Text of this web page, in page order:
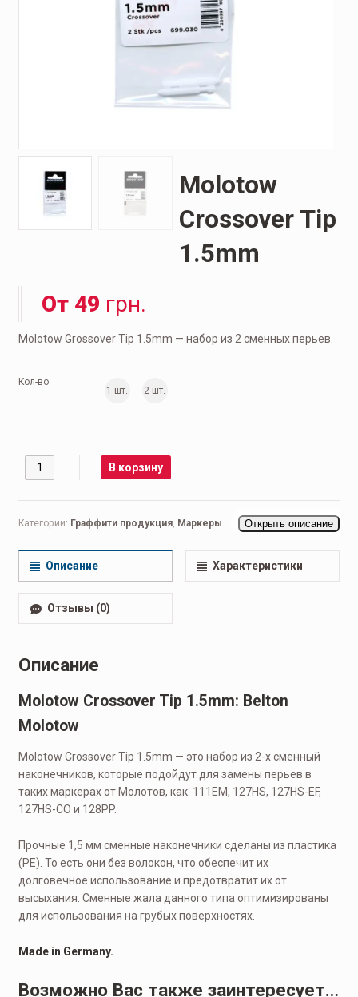
Molotow
Crossover Tip
1.5mm
От 49 грн.
Molotow Grossover Tip 1.5mm — набор из 2 сменных перьев.
Кол-во
1 шт. 2 шт.
Количество В корзину
Категории: Граффити продукция, Маркеры Открыть описание
Описание Характеристики
Отзывы (0)
Описание
Molotow Crossover Tip 1.5mm: Belton
Molotow
Molotow Crossover Tip 1.5mm — это набор из 2-х сменный
наконечников, которые подойдут для замены перьев в
таких маркерах от Молотов, как: 111EM, 127HS, 127HS-EF,
127HS-CO и 128PP.
Прочные 1,5 мм сменные наконечники сделаны из пластика
(PE). То есть они без волокон, что обеспечит их
долговечное использование и предотвратит их от
высыхания. Сменные жала данного типа оптимизированы
для использования на грубых поверхностях.
Made in Germany.
Возможно Вас также заинтересует…